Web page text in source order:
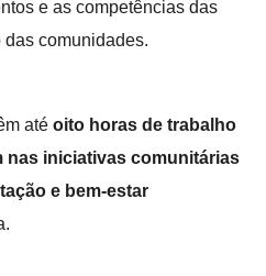
e as competências das
comunidades.
até oito horas de trabalho
nas iniciativas comunitárias
e bem-estar